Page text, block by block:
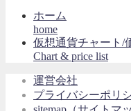
ホーム
home
仮想通貨チャート/
Chart & price list
運営会社
プライバシーポリ